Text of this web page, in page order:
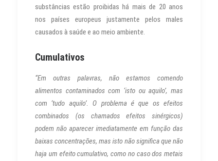
substâncias estão proibidas há mais de 20 anos
nos países europeus justamente pelos males
causados à saúde e ao meio ambiente.
Cumulativos
“Em outras palavras, não estamos comendo
alimentos contaminados com ‘isto ou aquilo’, mas
com ‘tudo aquilo’. O problema é que os efeitos
combinados (os chamados efeitos sinérgicos)
podem não aparecer imediatamente em função das
baixas concentrações, mas isto não significa que não
haja um efeito cumulativo, como no caso dos metais